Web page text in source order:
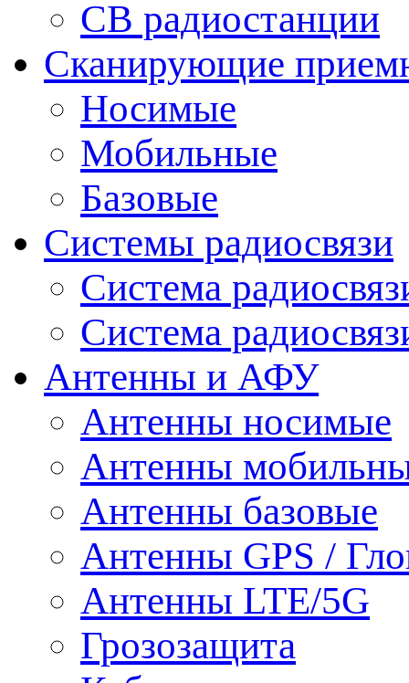
CB радиостанции
Сканирующие
Носимые
Мобильные
Базовые
Системы радиосвязи
Система
Система
Антенны и АФУ
Антенны носимые
Антенны
Антенны базовые
Антенны GPS /
Антенны LTE/5G
Грозозащита